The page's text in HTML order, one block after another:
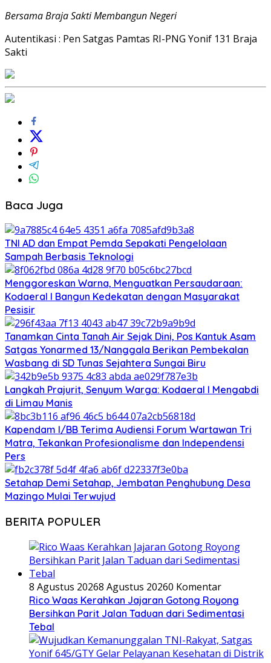
Bersama Braja Sakti Membangun Negeri
Autentikasi : Pen Satgas Pamtas RI-PNG Yonif 131 Braja
Sakti
Baca Juga
TNI AD dan Empat Pemda Sepakati Pengelolaan
Sampah Berbasis Teknologi
Menggoreskan Warna, Menguatkan Persaudaraan:
Kodaeral I Bangun Kedekatan dengan Masyarakat
Pesisir
Tanamkan Cinta Tanah Air Sejak Dini, Pos Kantuk Asam
Satgas Yonarmed 13/Nanggala Berikan Pembekalan
Wasbang di SD Tunas Sejahtera Sungai Biru
‎Langkah Prajurit, Senyum Warga: Kodaeral I Mengabdi
di Limau Manis
Kapendam I/BB Terima Audiensi Forum Wartawan Tri
Matra, Tekankan Profesionalisme dan Independensi
Pers
Setahap Demi Setahap, Jembatan Penghubung Desa
Mazingo Mulai Terwujud
BERITA POPULER
8 Agustus 20268 Agustus 20260 Komentar
Rico Waas Kerahkan Jajaran Gotong Royong
Bersihkan Parit Jalan Taduan dari Sedimentasi
Tebal